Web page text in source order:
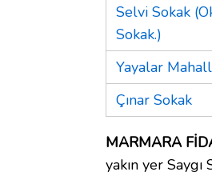
Selvi Sokak
Sokak.)
Yayalar
Çınar Sokak
MARMARA
yakın yer